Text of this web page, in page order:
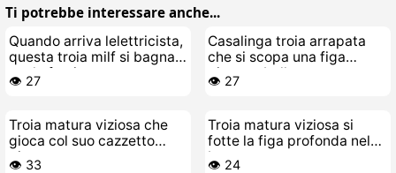
Ti potrebbe interessare anche...
Quando arriva lelettricista,
questa troia milf si bagna e
vuole farsi scopare
👁️ 27
Casalinga troia arrapata
che si scopa una figa
giovane bollente
👁️ 27
Troia matura viziosa che
gioca col suo cazzetto
giovane
👁️ 33
Troia matura viziosa si
fotte la figa profonda nel
bosco
👁️ 24